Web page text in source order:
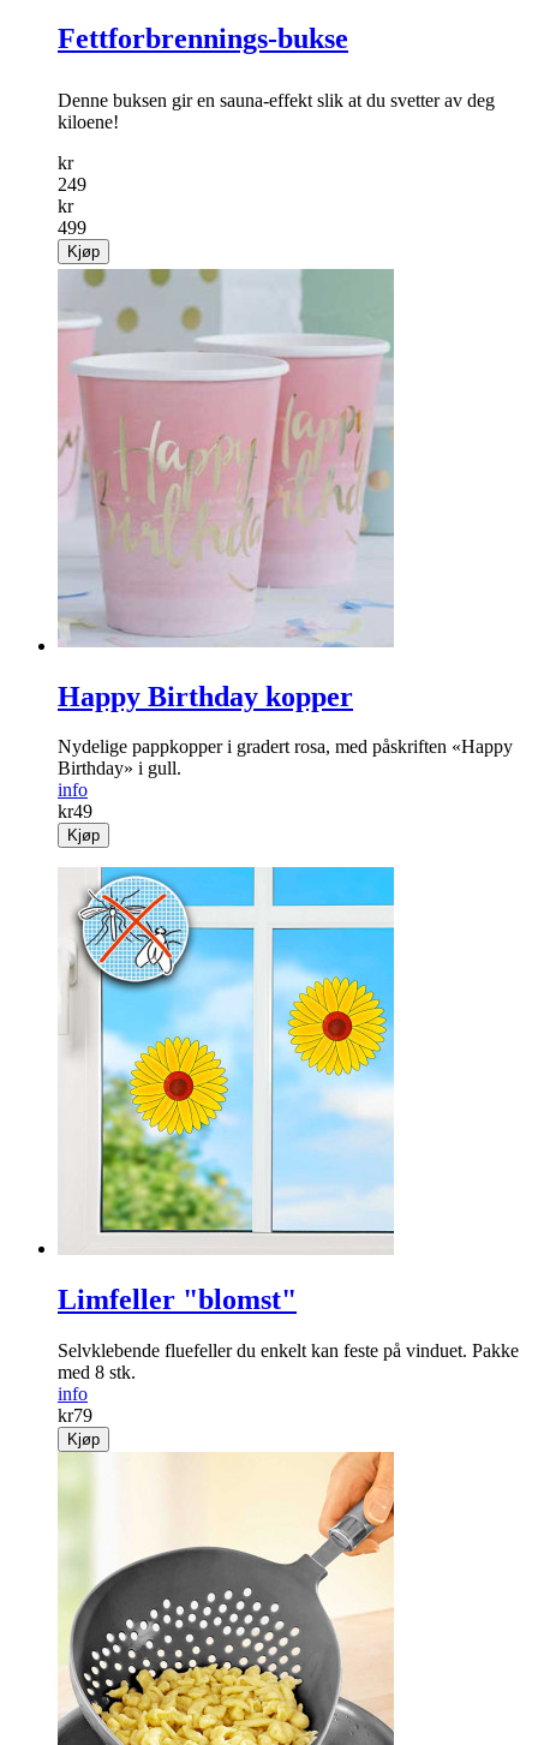
Salg
Fettforbrennings-bukse
Denne buksen gir en sauna-effekt slik at du svetter av deg
kiloene!
kr
249
Happy Birthday kopper
Nydelige pappkopper i gradert rosa, med påskriften «Happy
Birthday» i gull.
Limfeller "blomst"
Selv­klebende flue­feller du enkelt kan feste på vinduet. Pakke
med 8 stk.
info
kr
79